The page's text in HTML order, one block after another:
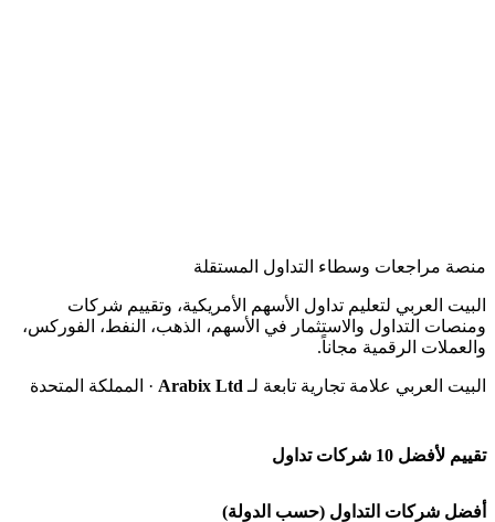
منصة مراجعات وسطاء التداول المستقلة
البيت العربي لتعليم تداول الأسهم الأمريكية، وتقييم شركات
ومنصات التداول والاستثمار في الأسهم، الذهب، النفط، الفوركس،
والعملات الرقمية مجاناً.
البيت العربي علامة تجارية تابعة لـ Arabix Ltd · المملكة المتحدة
تقييم لأفضل 10 شركات تداول
شركة Capital.com
أفضل شركات التداول (حسب الدولة)